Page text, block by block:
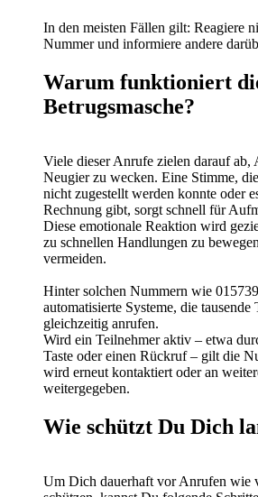
In den meisten Fällen gilt: Reagiere
Nummer und informiere andere
Warum funktioniert
Betrugsmasche?
Viele dieser Anrufe zielen darauf ab,
Neugier zu wecken. Eine Stimme,
nicht zugestellt werden konnte oder
Rechnung gibt, sorgt schnell für
Diese emotionale Reaktion wird
zu schnellen Handlungen zu
vermeiden.
Hinter solchen Nummern wie
automatisierte Systeme, die tausende
gleichzeitig anrufen.
Wird ein Teilnehmer aktiv – etwa
Taste oder einen Rückruf – gilt die
wird erneut kontaktiert oder an
weitergegeben.
Wie schützt Du Dich
Um Dich dauerhaft vor Anrufen wie